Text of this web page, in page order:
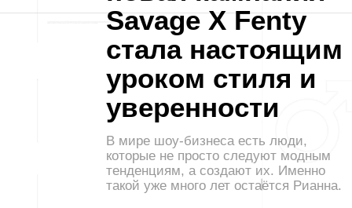
Savage X Fenty
стала настоящим
уроком стиля и
уверенности
В мире шоу-бизнеса есть люди,
которые не просто следуют модным
тенденциям, а создают их. Именно
такой уже много лет остаётся Рианна.